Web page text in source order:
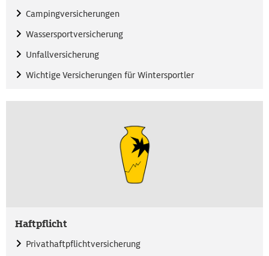
Campingversicherungen
Wassersportversicherung
Unfallversicherung
Wichtige Versicherungen für Wintersportler
Haftpflicht
Privathaftpflichtversicherung